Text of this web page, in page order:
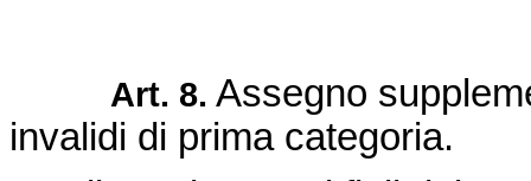
Art. 8. Assegno
invalidi di prima categoria.